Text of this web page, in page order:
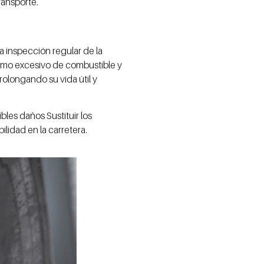
inspección regular de la
excesivo de combustible y
su vida útil y
daños Sustituir los
en la carretera.